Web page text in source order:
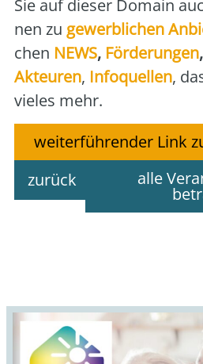
Sie auf die­ser Domain
nen zu gewerb­li­chen
chen NEWS, För­de­run­gen,
Akteu­ren, Info­quel­len,
vie­les mehr.
weiterführender Link
zurück
alle